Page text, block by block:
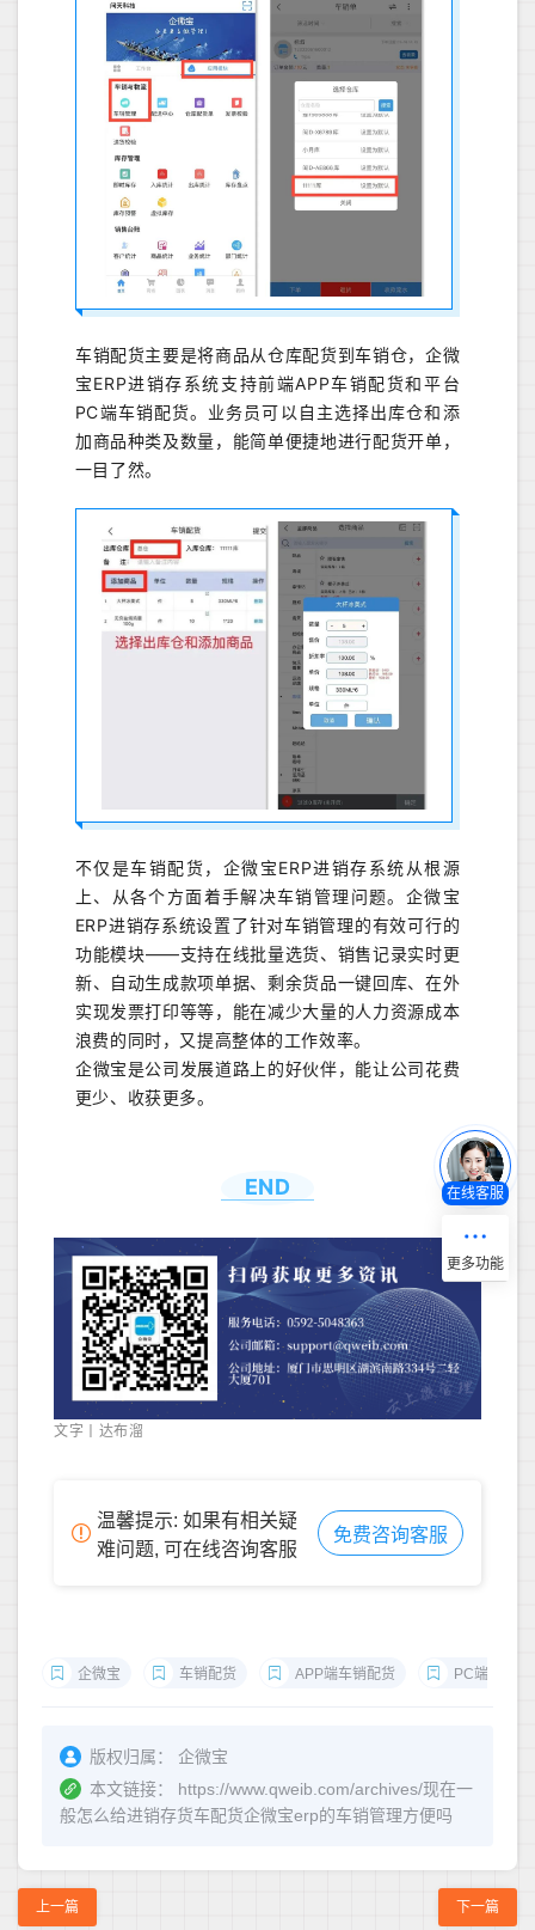
车销配货主要是将商品从仓库配货到车销仓，企微
宝ERP进销存系统支持前端APP车销配货和平台
PC端车销配货。业务员可以自主选择出库仓和添
加商品种类及数量，能简单便捷地进行配货开单，
一目了然。
不仅是车销配货，企微宝ERP进销存系统从根源
上、从各个方面着手解决车销管理问题。企微宝
ERP进销存系统设置了针对车销管理的有效可行的
功能模块——支持在线批量选货、销售记录实时更
新、自动生成款项单据、剩余货品一键回库、在外
实现发票打印等等，能在减少大量的人力资源成本
浪费的同时，又提高整体的工作效率。
企微宝是公司发展道路上的好伙伴，能让公司花费
更少、收获更多。
END
文字丨达布溜
温馨提示: 如果有相关疑
难问题, 可在线咨询客服
免费咨询客服
企微宝 车销配货 APP端车销配货 PC端车销配
版权归属：
企微宝
本文链接：
https://www.qweib.com/archives/现在一
般怎么给进销存货车配货企微宝erp的车销管理方便吗
上一篇 下一篇
在线客服